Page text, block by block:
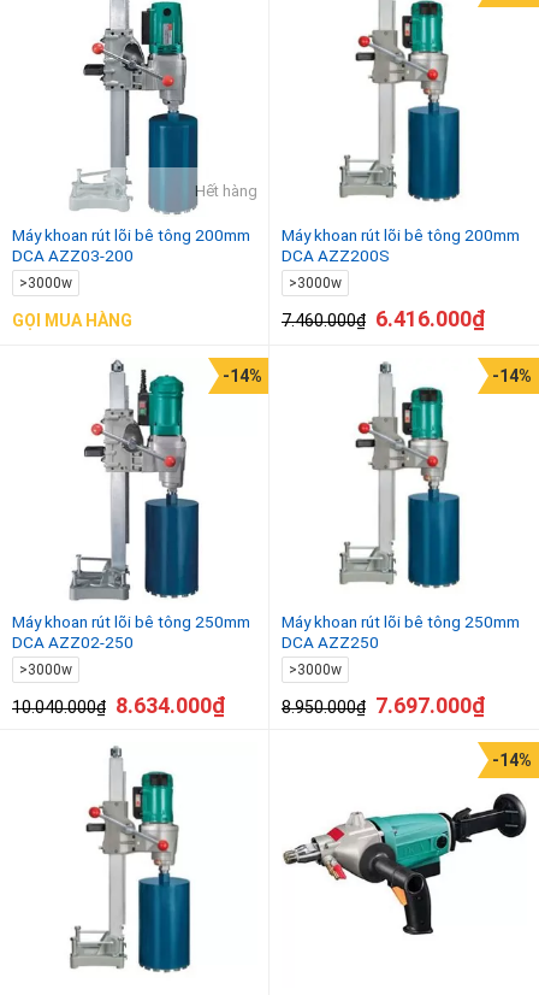
Hết hàng
Máy khoan rút lõi bê tông 200mm
DCA AZZ03-200
>3000w
GỌI MUA HÀNG
Máy khoan rút lõi bê tông 200mm
DCA AZZ200S
>3000w
7.460.000₫ 6.416.000₫
Máy khoan rút lõi bê tông 250mm
DCA AZZ02-250
>3000w
10.040.000₫
-14%
8.634.000₫
Máy khoan rút lõi bê tông 250mm
DCA AZZ250
>3000w
8.950.000₫
-14%
7.697.000₫
-14%